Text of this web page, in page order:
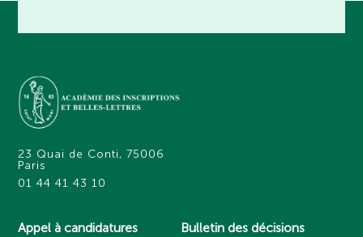
23 Quai de Conti, 75006
Paris
01 44 41 43 10
Appel à candidatures Bulletin des décisions